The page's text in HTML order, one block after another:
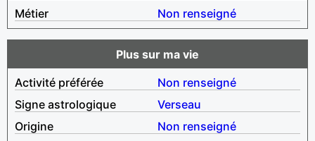
Métier
Non renseigné
Plus sur ma vie
Activité préférée
Non renseigné
Signe astrologique
Verseau
Origine
Non renseigné